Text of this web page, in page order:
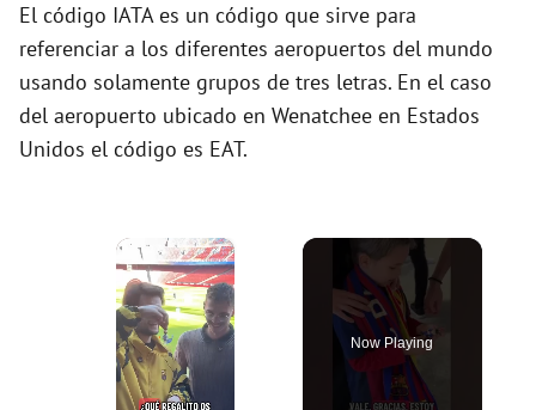
El código IATA es un código que sirve para
referenciar a los diferentes aeropuertos del mundo
usando solamente grupos de tres letras. En el caso
del aeropuerto ubicado en Wenatchee en Estados
Unidos el código es EAT.
×
Now Playing